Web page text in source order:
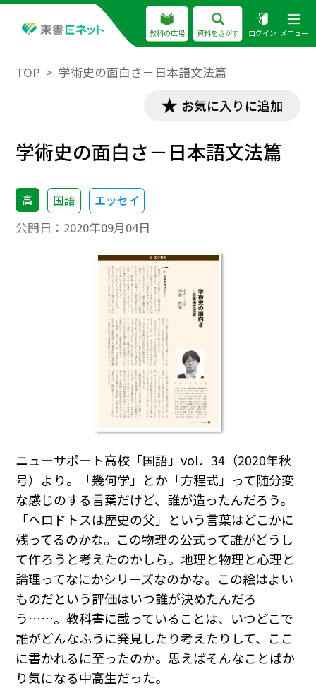
教科の広場 資料をさがす ログイン メニュー
TOP 学術史の面白さ－日本語文法篇
お気に入りに追加
学術史の面白さ－日本語文法篇
高 国語 エッセイ
公開日： 2020年09月04日
ニューサポート高校「国語」vol．34（2020年秋
号）より。「幾何学」とか「方程式」って随分変
な感じのする言葉だけど、誰が造ったんだろう。
「ヘロドトスは歴史の父」という言葉はどこかに
残ってるのかな。この物理の公式って誰がどうし
て作ろうと考えたのかしら。地理と物理と心理と
論理ってなにかシリーズなのかな。この絵はよい
ものだという評価はいつ誰が決めたんだろ
う……。教科書に載っていることは、いつどこで
誰がどんなふうに発見したり考えたりして、ここ
に書かれるに至ったのか。思えばそんなことばか
り気になる中高生だった。